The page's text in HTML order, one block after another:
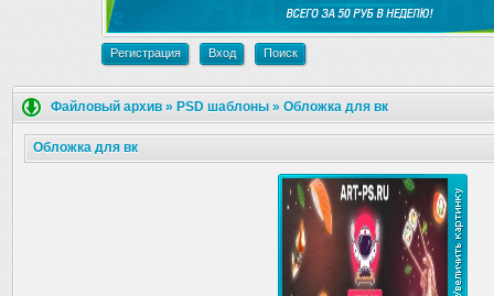
Регистрация Вход Поиск
Файловый архив » PSD шаблоны » Обложка для вк
Обложка для вк